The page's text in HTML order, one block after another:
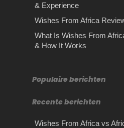
De
bromfiets
meest
Het kiezen van
passende Liquid
Het kiezen van
Wonen in
van…
& Experience
Wishes From Africa
What Is Wishes From
& How It Works
Populaire berichten
Recente berichten
Wishes From Africa vs